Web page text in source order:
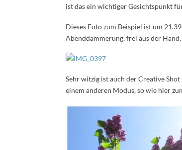
ist das ein wichtiger Gesichtspunkt
Dieses Foto zum Beispiel ist um
Abenddämmerung, frei aus der Hand,
Sehr witzig ist auch der Creative
einem anderen Modus, so wie hier